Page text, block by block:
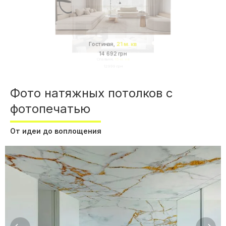
Долговечность
Качественные краски не выгорают под воздействием
света и сохраняют насыщенность цветов на протяжении
Поверхность не требует специального обслуживания и
легко очищается от бытовых загрязнений.
Защита от затопления
Как и обычные ПВХ-потолки, натяжные потолки с
фотопечатью способны удерживать значительный объём
воды в случае затопления соседями сверху.
Популярные варианты фотопечати
Небо и облака
Один из самых популярных вариантов для жилых
Фото натяжных потолков с
фотопечатью
От идеи до воплощения